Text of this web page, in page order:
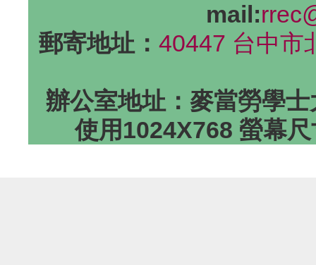
mail:
郵寄地址：40447 台中市
辦公室地址：麥當勞學
使用1024X768 螢幕